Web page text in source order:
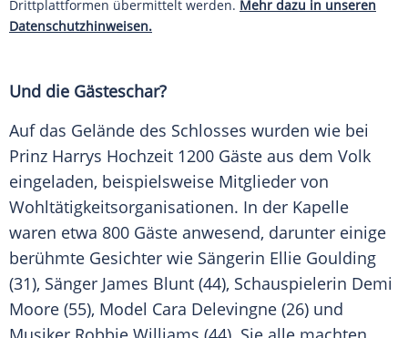
Drittplattformen übermittelt werden. Mehr dazu in unseren
Datenschutzhinweisen.
Und die Gästeschar?
Auf das Gelände des Schlosses wurden wie bei
Prinz Harrys Hochzeit 1200 Gäste aus dem Volk
eingeladen, beispielsweise Mitglieder von
Wohltätigkeitsorganisationen. In der Kapelle
waren etwa 800 Gäste anwesend, darunter einige
berühmte Gesichter wie Sängerin Ellie Goulding
(31), Sänger James Blunt (44), Schauspielerin Demi
Moore (55), Model Cara Delevingne (26) und